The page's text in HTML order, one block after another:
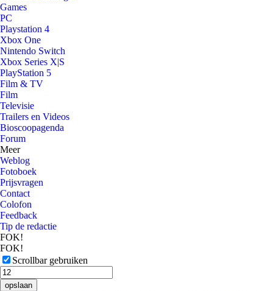
Games
PC
Playstation 4
Xbox One
Nintendo Switch
Xbox Series X|S
PlayStation 5
Film & TV
Film
Televisie
Trailers en Videos
Bioscoopagenda
Forum
Meer
Weblog
Fotoboek
Prijsvragen
Contact
Colofon
Feedback
Tip de redactie
FOK!
FOK!
Scrollbar gebruiken
opslaan